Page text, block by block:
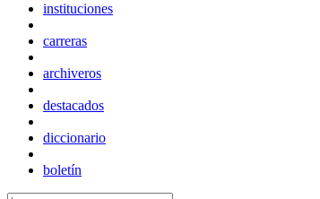
instituciones
carreras
archiveros
destacados
diccionario
boletín